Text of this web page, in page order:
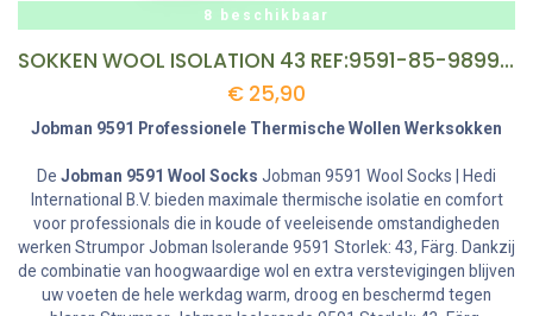
8 beschikbaar
SOKKEN WOOL ISOLATION 43 REF:9591-85-9899-43
€ 25,90
Jobman 9591 Professionele Thermische Wollen Werksokken
De Jobman 9591 Wool Socks Jobman 9591 Wool Socks | Hedi
International B.V. bieden maximale thermische isolatie en comfort
voor professionals die in koude of veeleisende omstandigheden
werken Strumpor Jobman Isolerande 9591 Storlek: 43, Färg. Dankzij
de combinatie van hoogwaardige wol en extra verstevigingen blijven
uw voeten de hele werkdag warm, droog en beschermd tegen